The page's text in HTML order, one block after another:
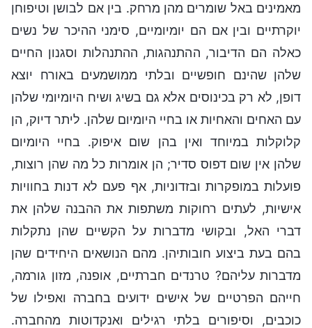
מאמינים באל שומרים מהן מרחק. בין אם לבושן וטיפוחן
יוקרתיים ובין אם הם יומיומיים, סימני ההיכר של נשים
כאלה הם הדיבור, ההתנהגות, ההתנהלות וסגנון החיים
שלהן שהינם חופשיים ובלתי ממושמעים באורח יוצא
דופן, לא רק בכינוסים אלא גם בשיג ושיח היומיומי שלהן
עם האחים והאחיות או בחיי היומיום שלהן. ליתר דיוק, הן
קלוקלות במיוחד ואין בהן שום איפוק. בחיי היומיום
שלהן אין שום דפוס סדיר; הן אומרות כל מה שהן רוצות,
פועלות במופקרות ובזדוניות, אף פעם לא דנות בחוויות
אישיות, לעתים רחוקות משתפות את ההבנה שלהן את
דברי האל, ובקושי מדברות על הקשיים שהן נתקלות
בהם בעת ביצוע חובותיהן. מהם הנושאים היחידים שהן
מדברות עליהם? טרנדים חברתיים, אופנה, מזון גורמה,
חייהם הפרטיים של אישים ידועים בחברה ואפילו של
כוכבים, וסיפורים בלתי רגילים ואנקדוטות מהחברה.